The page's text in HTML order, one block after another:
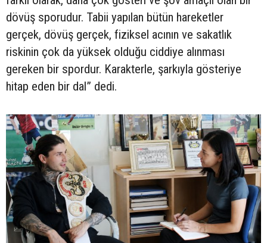
dövüş sporudur. Tabii yapılan bütün hareketler
gerçek, dövüş gerçek, fiziksel acının ve sakatlık
riskinin çok da yüksek olduğu ciddiye alınması
gereken bir spordur. Karakterle, şarkıyla gösteriye
hitap eden bir dal” dedi.